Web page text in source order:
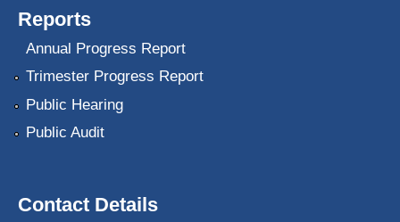
Reports
Annual Progress Report
Trimester Progress Report
Public Hearing
Public Audit
Contact Details